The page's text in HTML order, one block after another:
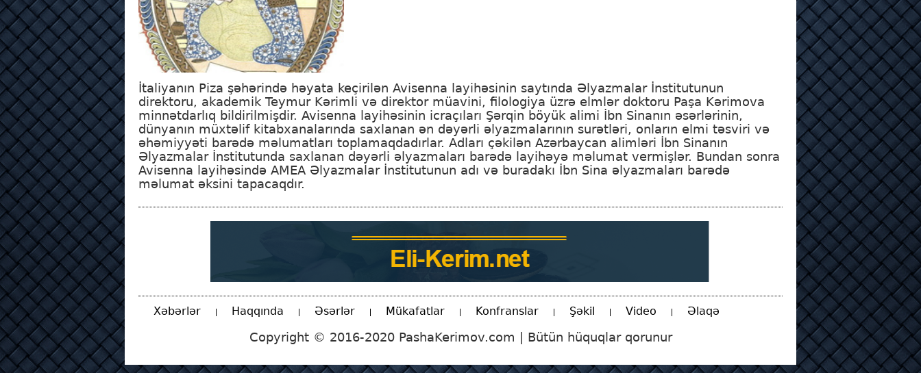
İtaliyanın Piza şəhərində həyata keçirilən Avisenna layihəsinin saytında Əlyazmalar İnstitutunun
direktoru, akademik Teymur Kərimli və direktor müavini, filologiya üzrə elmlər doktoru Paşa Kərimova
minnətdarlıq bildirilmişdir. Avisenna layihəsinin icraçıları Şərqin böyük alimi İbn Sinanın əsərlərinin,
dünyanın müxtəlif kitabxanalarında saxlanan ən dəyərli əlyazmalarının surətləri, onların elmi təsviri və
əhəmiyyəti barədə məlumatları toplamaqdadırlar. Adları çəkilən Azərbaycan alimləri İbn Sinanın
Əlyazmalar İnstitutunda saxlanan dəyərli əlyazmaları barədə layihəyə məlumat vermişlər. Bundan sonra
Avisenna layihəsində AMEA Əlyazmalar İnstitutunun adı və buradakı İbn Sina əlyazmaları barədə
məlumat əksini tapacaqdır.
Xəbərlər Haqqında Əsərlər Mükafatlar Konfranslar Şəkil Video Əlaqə
Copyright © 2016-2020 PashaKerimov.com | Bütün hüquqlar qorunur